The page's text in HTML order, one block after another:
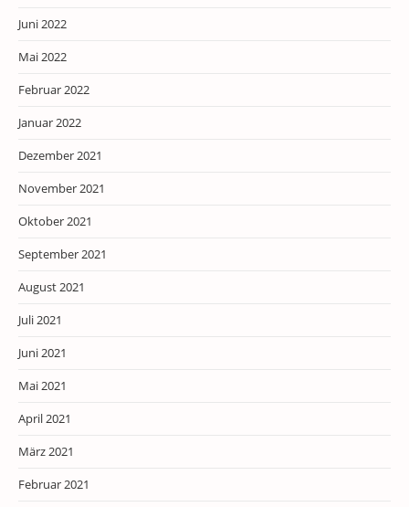
Juni 2022
Mai 2022
Februar 2022
Januar 2022
Dezember 2021
November 2021
Oktober 2021
September 2021
August 2021
Juli 2021
Juni 2021
Mai 2021
April 2021
März 2021
Februar 2021